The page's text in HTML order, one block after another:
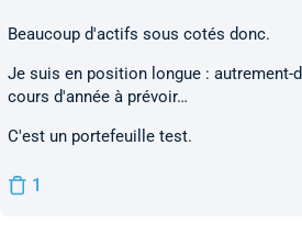
Beaucoup d'actifs sous cotés donc.
Je suis en position longue : autrement-
cours d'année à prévoir…
C'est un portefeuille test.
1